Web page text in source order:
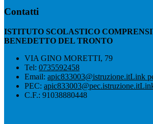
Contatti
ISTITUTO SCOLASTICO
BENEDETTO DEL TRONTO
VIA GINO MORETTI, 79
Tel: 0735592458
Email: apic833003@istruzione.itLink
PEC: apic833003@pec.istruzione.it
C.F.: 91038880448